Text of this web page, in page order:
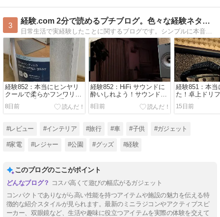
3
経験.com 2分で読めるプチブログ。色々な経験ネタ集です！
経験852：本当にヒンヤリ
クールで柔らかフンワリ！
ニトリの「30 ㎜厚手ウレタ
ン入りラグ（Nクール）」
8日前
経験852：HiFi サウンドに
酔いしれよう！サウンドバ
ーも良いけど、HiFiアクテ
ィブスピーカーがカッコい
紹介します！
8日前
経験851：本当
た！卓上ドリ
コンが小さく
性能だった！
15日前
#レビュー #インテリア #旅行 #車 #子供 #ガジェット
#家電 #レジャー #公園 #グッズ #経験
このブログのここがポイント
コスパ高くて遊びの幅広がるガジェット
コンパクトでありながら高い性能を持つアイテムや施設の魅力を伝える特
徴的な紹介スタイルが見られます。最新のミニラジコンやアクティブスピ
ーカー、双眼鏡など、生活や趣味に役立つアイテムを実際の体験を交えて